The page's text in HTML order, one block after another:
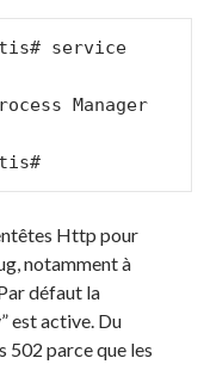
service
Http pour
notamment à
défaut la
est active. Du
502 parce que les